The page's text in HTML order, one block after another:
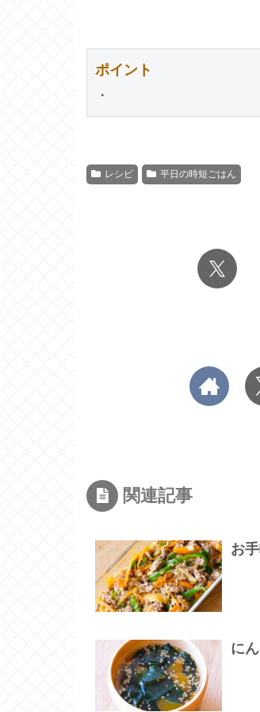
ポイント
・
レシピ 平日の時短ごはん
関連記事
お
に